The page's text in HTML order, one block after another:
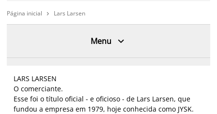
Página inicial  Lars Larsen
Menu 
LARS LARSEN
O comerciante.
Esse foi o título oficial - e oficioso - de Lars Larsen, que
fundou a empresa em 1979, hoje conhecida como JYSK.